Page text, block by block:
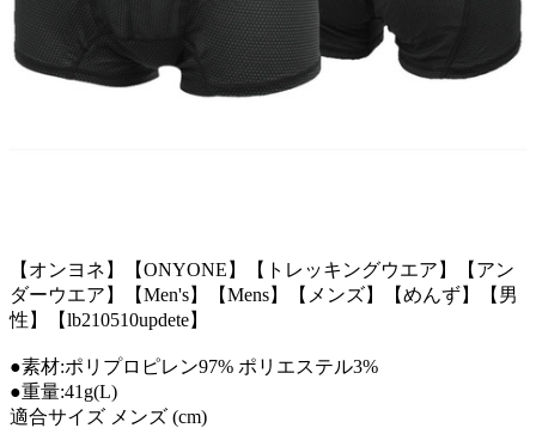
【オンヨネ】【ONYONE】【トレッキングウエア】【アン
ダーウエア】【Men's】【Mens】【メンズ】【めんず】【男
性】【lb210510updete】
●素材:ポリプロピレン97% ポリエステル3%
●重量:41g(L)
適合サイズ メンズ (cm)